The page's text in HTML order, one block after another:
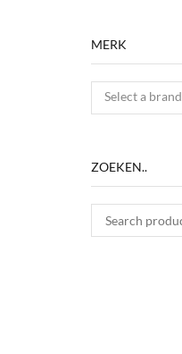
MERK
Select a brand
ZOEKEN..
Search for: